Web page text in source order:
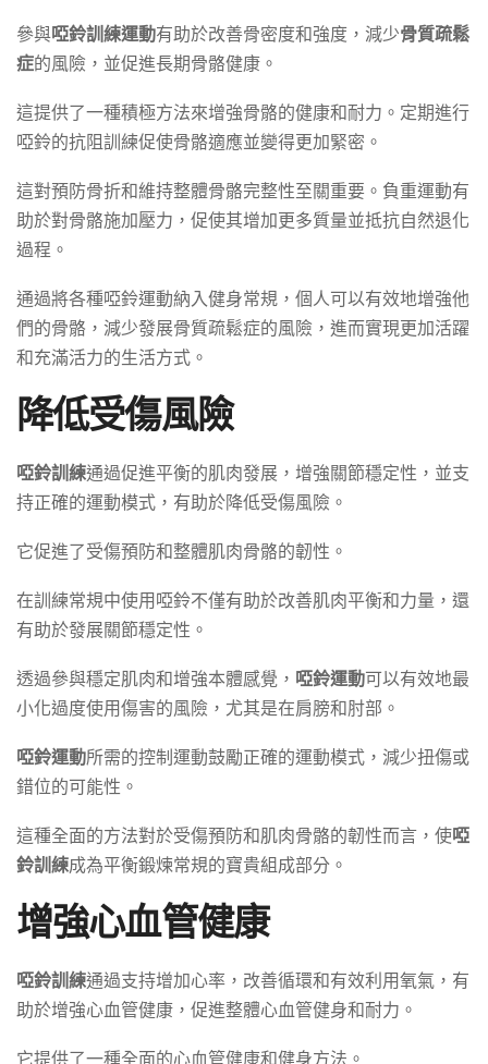
參與啞鈴訓練運動有助於改善骨密度和強度，減少骨質疏鬆
症的風險，並促進長期骨骼健康。
這提供了一種積極方法來增強骨骼的健康和耐力。定期進行
啞鈴的抗阻訓練促使骨骼適應並變得更加緊密。
這對預防骨折和維持整體骨骼完整性至關重要。負重運動有
助於對骨骼施加壓力，促使其增加更多質量並抵抗自然退化
過程。
通過將各種啞鈴運動納入健身常規，個人可以有效地增強他
們的骨骼，減少發展骨質疏鬆症的風險，進而實現更加活躍
和充滿活力的生活方式。
降低受傷風險
啞鈴訓練通過促進平衡的肌肉發展，增強關節穩定性，並支
持正確的運動模式，有助於降低受傷風險。
它促進了受傷預防和整體肌肉骨骼的韌性。
在訓練常規中使用啞鈴不僅有助於改善肌肉平衡和力量，還
有助於發展關節穩定性。
透過參與穩定肌肉和增強本體感覺， 啞鈴運動可以有效地最
小化過度使用傷害的風險，尤其是在肩膀和肘部。
啞鈴運動所需的控制運動鼓勵正確的運動模式，減少扭傷或
錯位的可能性。
這種全面的方法對於受傷預防和肌肉骨骼的韌性而言，使啞
鈴訓練成為平衡鍛煉常規的寶貴組成部分。
增強心血管健康
啞鈴訓練通過支持增加心率，改善循環和有效利用氧氣，有
助於增強心血管健康，促進整體心血管健身和耐力。
它提供了一種全面的心血管健康和健身方法。